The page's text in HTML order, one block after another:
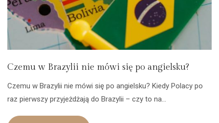
Czemu w Brazylii nie mówi się po angielsku?
Czemu w Brazylii nie mówi się po angielsku? Kiedy Polacy po
raz pierwszy przyjeżdżają do Brazylii – czy to na…